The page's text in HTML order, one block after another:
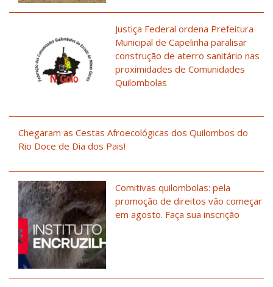
Justiça Federal ordena Prefeitura
Municipal de Capelinha paralisar
construção de aterro sanitário nas
proximidades de Comunidades
Quilombolas
Chegaram as Cestas Afroecológicas dos Quilombos do
Rio Doce de Dia dos Pais!
Comitivas quilombolas: pela
promoção de direitos vão começar
em agosto. Faça sua inscrição